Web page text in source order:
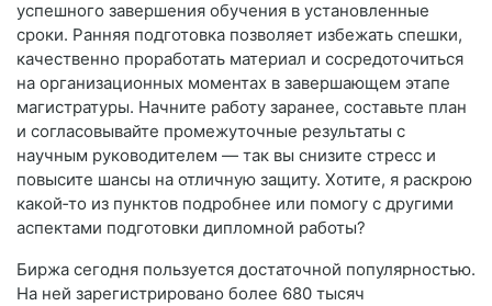
успешного завершения обучения в установленные
сроки. Ранняя подготовка позволяет избежать спешки,
качественно проработать материал и сосредоточиться
на организационных моментах в завершающем этапе
магистратуры. Начните работу заранее, составьте план
и согласовывайте промежуточные результаты с
научным руководителем — так вы снизите стресс и
повысите шансы на отличную защиту. Хотите, я раскрою
какой‑то из пунктов подробнее или помогу с другими
аспектами подготовки дипломной работы?
Биржа сегодня пользуется достаточной популярностью.
На ней зарегистрировано более 680 тысяч